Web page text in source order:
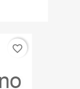
favorite_border